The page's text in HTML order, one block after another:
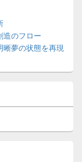
造のフロー
夢の状態を再現